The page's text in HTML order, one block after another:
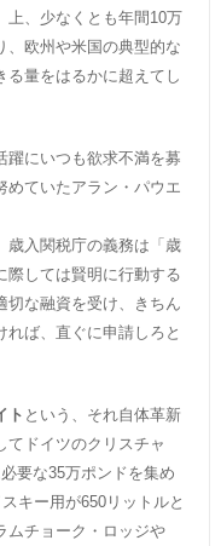
上、少なくとも年間10万
、欧州や米国の典型的な
る量をはるかに超えてし
躍にいつも欲求不満を募
めていたアラン・パウエ
歳入関税庁の義務は「歳
際しては賢明に行動する
切な融資を受け、きちん
れば、直ぐに申請しろと
ト という、それ自体革新
てドイツのクリスチャ
要な35万ポンドを集め
キー用が650リットルと
ムチョーク・ロッジや